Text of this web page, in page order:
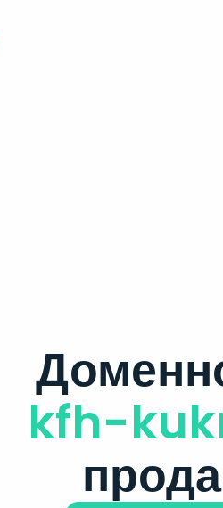
kfh-